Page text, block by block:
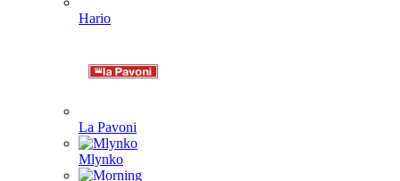
Hario
La Pavoni
Mlynko